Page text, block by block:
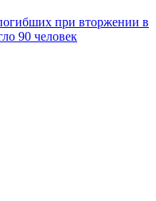
при вторжении в
90 человек